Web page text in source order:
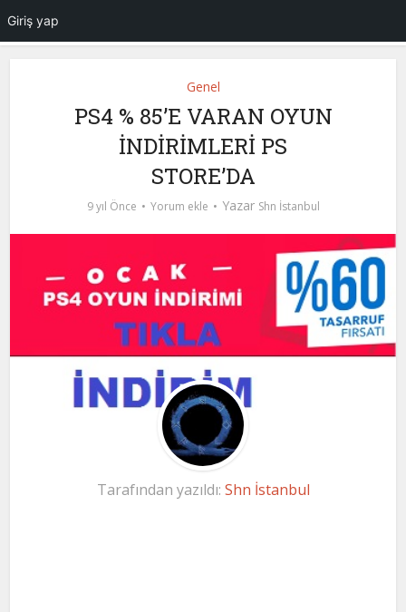
Genel
PS4 % 85’E VARAN OYUN
İNDİRİMLERİ PS
STORE’DA
9 yıl Önce Yorum ekle Yazar Shn İstanbul
Tarafından yazıldı: Shn İstanbul
Giriş yap